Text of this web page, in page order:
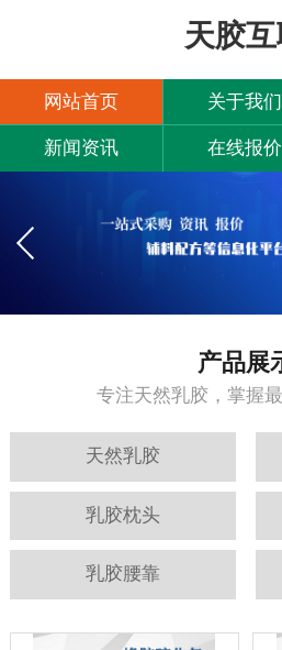
天胶
网站首页 关于我们
新闻资讯 在线报价
产品展
专注天然乳胶，掌握
天然乳胶
乳胶枕头
乳胶腰靠